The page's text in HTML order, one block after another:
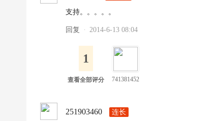
支持。。。。。
回复 · 2014-6-13 08:04
1
查看全部评分 741381452
251903460 连长